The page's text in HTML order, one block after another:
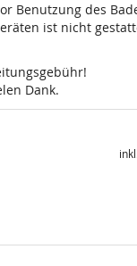
Benutzung des
ist nicht
Dank.